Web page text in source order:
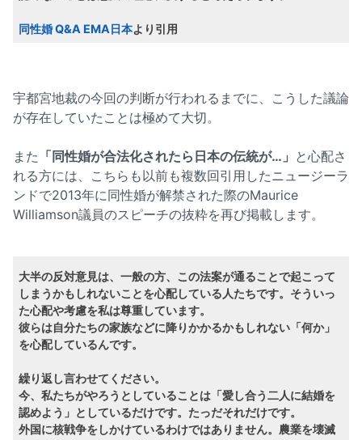
同性婚 Q&A EMA日本より引用
宇都宮地裁の今回の判断が行われるまでに、こうした議論
が存在していたことは極めて大切。
また 「同性婚が合法化されたら日本の伝統が…」 と心配さ
れる方には、こちらも以前も複数回引用したニュージーラ
ンドで2013年に同性婚が解禁された際のMaurice
Williamson議員のスピーチの抜粋を再び掲載します。
大半の反対意見は、一般の方、この法案が通ることで起こって
しまうかもしれないことを心配している人たちです。そういっ
た心配や考慮を私は尊重しています。
彼らは自分たちの家族などに降りかかるかもしれない「何か」
を心配しているんです。
繰り返し言わせてください。
今、私たちがやろうとしていることは「愛し合う二人に結婚を
認めよう」としているだけです。たっだそれだけです。
外国に核戦争をしかけているわけではありません。農業を壊滅